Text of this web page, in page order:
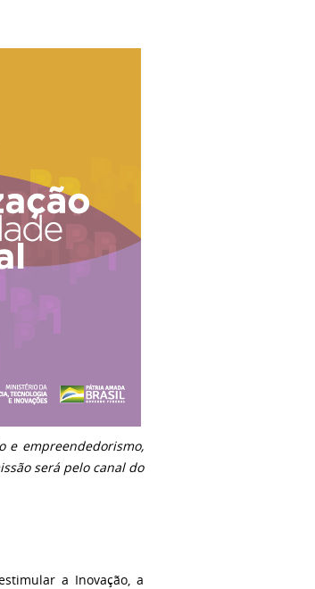
e empreendedorismo,
será pelo canal do
a Inovação, a